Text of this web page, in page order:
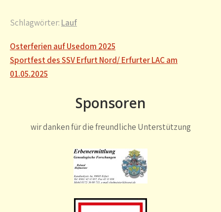
Schlagwörter: Lauf
Beitragsnavigation
Osterferien auf Usedom 2025
Sportfest des SSV Erfurt Nord/ Erfurter LAC am
01.05.2025
Sponsoren
wir danken für die freundliche Unterstützung